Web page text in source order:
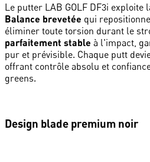
Le putter LAB GOLF DF3i exploite
Balance brevetée qui
éliminer toute torsion durant le
parfaitement stable à l'impact,
pur et prévisible. Chaque putt
offrant contrôle absolu et
greens.
Design blade premium noir